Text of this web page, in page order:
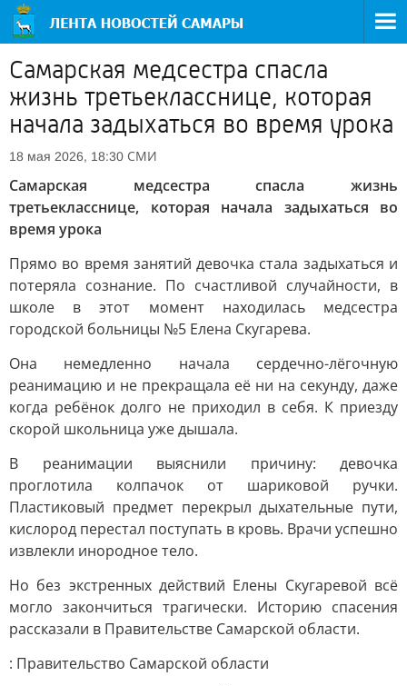
Самарская медсестра спасла
жизнь третьекласснице, которая
начала задыхаться во время урока
18 мая 2026, 18:30 СМИ
Самарская медсестра спасла жизнь
третьекласснице, которая начала задыхаться во
время урока
Прямо во время занятий девочка стала задыхаться и
потеряла сознание. По счастливой случайности, в
школе в этот момент находилась медсестра
городской больницы №5 Елена Скугарева.
Она немедленно начала сердечно-лёгочную
реанимацию и не прекращала её ни на секунду, даже
когда ребёнок долго не приходил в себя. К приезду
скорой школьница уже дышала.
В реанимации выяснили причину: девочка
проглотила колпачок от шариковой ручки.
Пластиковый предмет перекрыл дыхательные пути,
кислород перестал поступать в кровь. Врачи успешно
извлекли инородное тело.
Но без экстренных действий Елены Скугаревой всё
могло закончиться трагически. Историю спасения
рассказали в Правительстве Самарской области.
: Правительство Самарской области